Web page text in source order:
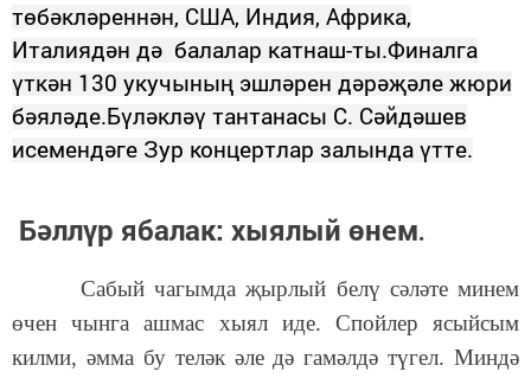
төбәкләреннән, США, Индия, Африка,
Италиядән дә балалар катнаш-ты.Финалга
үткән 130 укучының эшләрен дәрәҗәле жюри
бәяләде.Бүләкләү тантанасы С. Сәйдәшев
исемендәге Зур концертлар залында үтте.
Бәллүр ябалак: хыялый өнем.
Сабый чагымда җырлый белү сәләте минем
өчен чынга ашмас хыял иде. Спойлер ясыйсым
килми, әмма бу теләк әле дә гамәлдә түгел. Миндә